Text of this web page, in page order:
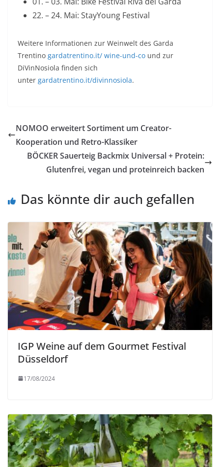
22. – 24. Mai: StayYoung Festival
Weitere Informationen zur Weinwelt des Garda
Trentino gardatrentino.it/ wine-und-co und zur
DiVinNosiola finden sich
unter gardatrentino.it/divinnosiola.
NOMOO erweitert Sortiment um Creator-
Kooperation und Retro-Klassiker
BÖCKER Sauerteig Backmix Universal + Protein:
Glutenfrei, vegan und proteinreich backen
Das könnte dir auch gefallen
IGP Weine auf dem Gourmet Festival
Düsseldorf
17/08/2024